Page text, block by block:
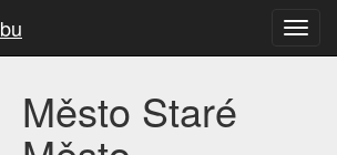
Město Staré